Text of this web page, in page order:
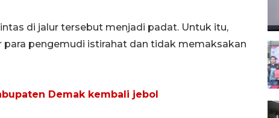
di jalur tersebut menjadi padat. Untuk itu,
pengemudi istirahat dan tidak memaksakan
Demak kembali jebol